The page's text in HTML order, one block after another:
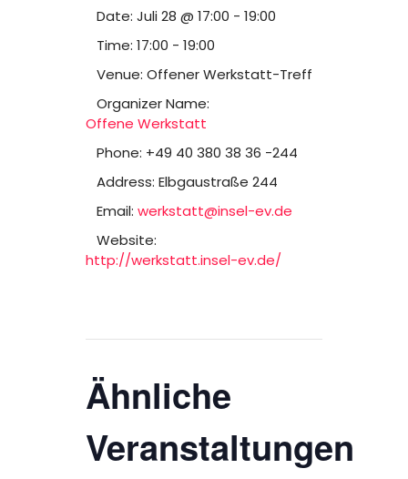
Date: Juli 28 @ 17:00 - 19:00
Time: 17:00 - 19:00
Venue: Offener Werkstatt-Treff
Organizer Name:
Offene Werkstatt
Phone: +49 40 380 38 36 -244
Address: Elbgaustraße 244
Email: werkstatt@insel-ev.de
Website:
http://werkstatt.insel-ev.de/
Ähnliche
Veranstaltungen